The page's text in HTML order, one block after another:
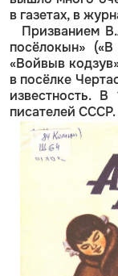
в газетах, в
Призванием
посёлокын»
«Войвыв
в посёлке
известность.
писателей СССР.